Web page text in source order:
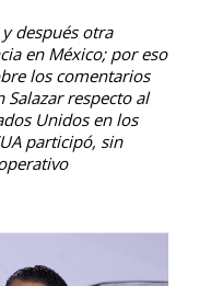
después otra
en México; por eso
los comentarios
respecto al
Unidos en los
participó, sin